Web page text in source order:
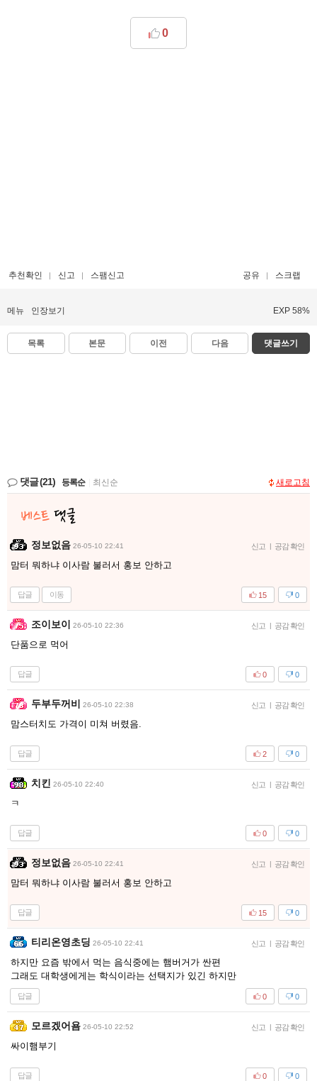
0
추천확인 신고 스팸신고 공유 스크랩
메뉴 인장보기 EXP 58%
목록 본문 이전 다음 댓글쓰기
댓글(21) 등록순 최신순 새로고침
정보없음 26-05-10 22:41 신고 | 공감 확인
맘터 뭐하냐 이사람 불러서 홍보 안하고
답글 이동 0
15
조이보이 26-05-10 22:36 신고 | 공감 확인
단품으로 먹어
답글 0
0
두부두꺼비 26-05-10 22:38 신고 | 공감 확인
맘스터치도 가격이 미쳐 버렸음.
답글 0
2
치킨 26-05-10 22:40 신고 | 공감 확인
ㅋ
답글 0
0
정보없음 26-05-10 22:41 신고 | 공감 확인
맘터 뭐하냐 이사람 불러서 홍보 안하고
답글 0
15
티리온영초딩 26-05-10 22:41 신고 | 공감 확인
하지만 요즘 밖에서 먹는 음식중에는 햄버거가 싼편
그래도 대학생에게는 학식이라는 선택지가 있긴 하지만
답글 0
0
모르겠어욤 26-05-10 22:52 신고 | 공감 확인
싸이햄부기
답글 0
0